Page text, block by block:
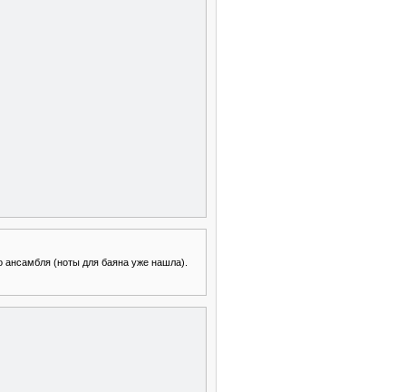
ансамбля (ноты для баяна уже нашла).